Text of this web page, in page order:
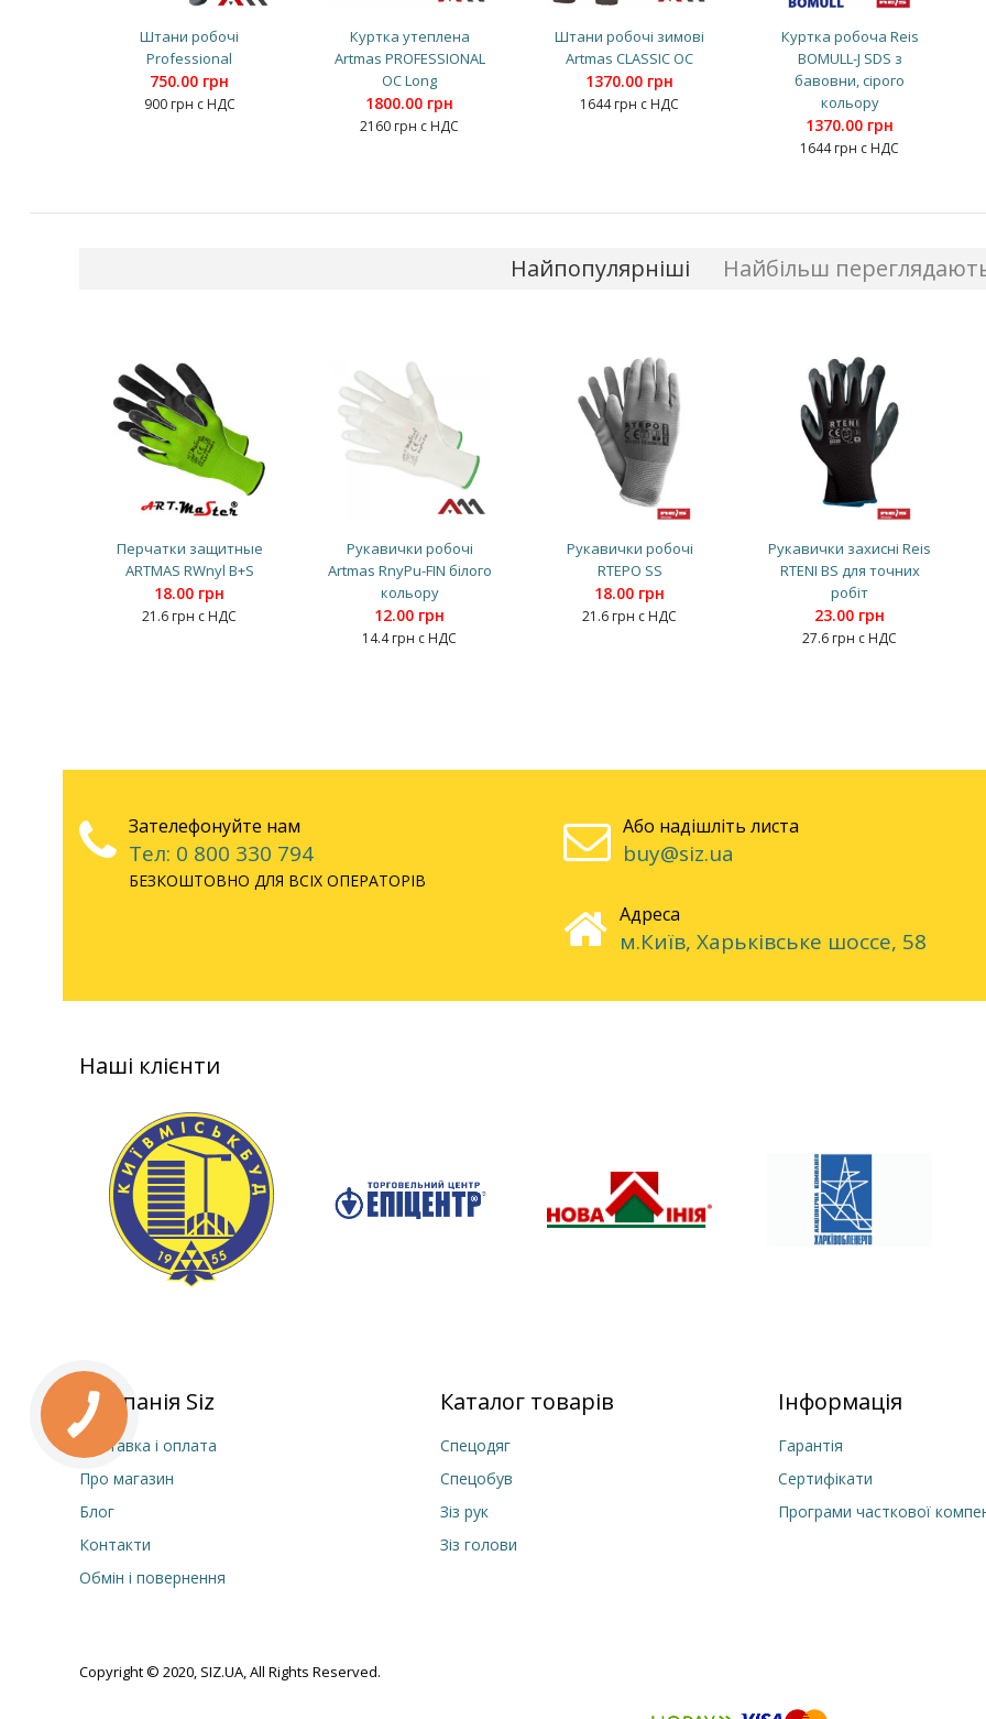
Штани робочі
Professional
750.00 грн
900 грн с НДС
Куртка утеплена
Artmas PROFESSIONAL
OC Long
1800.00 грн
2160 грн с НДС
Штани робочі зимові
Artmas CLASSIC OC
1370.00 грн
1644 грн с НДС
Куртка робоча Reis
BOMULL-J SDS з
бавовни, сірого
кольору
1370.00 грн
1644 грн с НДС
Найпопулярніші Найбільш
Перчатки защитные
ARTMAS RWnyl B+S
18.00 грн
21.6 грн с НДС
Рукавички робочі
Artmas RnyPu-FIN білого
кольору
12.00 грн
14.4 грн с НДС
Рукавички робочі
RTEPO SS
18.00 грн
21.6 грн с НДС
Рукавички захисні Reis
RTENI BS для точних
робіт
23.00 грн
27.6 грн с НДС
Зателефонуйте нам
Тел: 0 800 330 794
БЕЗКОШТОВНО ДЛЯ ВСІХ ОПЕРАТОРІВ
Або надішліть листа
buy@siz.ua
Адреса
м.Київ, Харьківське шоссе, 58
Наші клієнти
Компанія Siz
Доставка і оплата
Про магазин
Блог
Контакти
Обмін і повернення
Каталог товарів
Спецодяг
Спецобув
Зіз рук
Зіз голови
Інформація
Гарантія
Сертифікати
Програми часткової
Copyright © 2020, SIZ.UA, All Rights Reserved.